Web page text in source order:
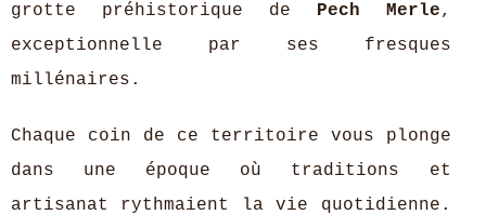
grotte préhistorique de Pech Merle,
exceptionnelle par ses fresques
millénaires.
Chaque coin de ce territoire vous plonge
dans une époque où traditions et
artisanat rythmaient la vie quotidienne.